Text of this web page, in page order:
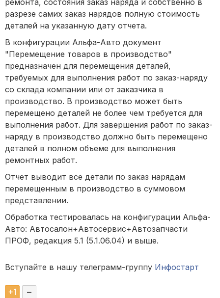
ремонта, состояния заказ наряда и собственно в
разрезе самих заказ нарядов полную стоимость
деталей на указанную дату отчета.
В конфигурации Альфа-Авто документ
"Перемещение товаров в производство"
предназначен для перемещения деталей,
требуемых для выполнения работ по заказ-наряду
со склада компании или от заказчика в
производство. В производство может быть
перемещено деталей не более чем требуется для
выполнения работ. Для завершения работ по заказ-
наряду в производство должно быть перемещено
деталей в полном объеме для выполнения
ремонтных работ.
Отчет выводит все детали по заказ нарядам
перемещенным в производство в суммовом
представлении.
Обработка тестировалась на конфигурации Альфа-
Авто: Автосалон+Автосервис+Автозапчасти
ПРОФ, редакция 5.1 (5.1.06.04) и выше.
Вступайте в нашу телеграмм-группу Инфостарт
+1 –